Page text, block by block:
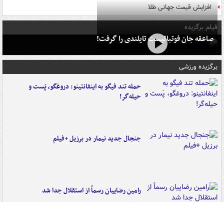
افزایش قیمت جهانی طلا
فیلم برگزیده
صاعقه جان فوتبالیست تایلندی را گرفت!
برگزیده ورزشی
حمله تند فیگو به اینفانتینو: دروغگو، پَست‌ و
حیله‌گر!
جنجال جدید نیمار در برزیل +فیلم
رامین رضاییان رسماً از استقلال جدا شد